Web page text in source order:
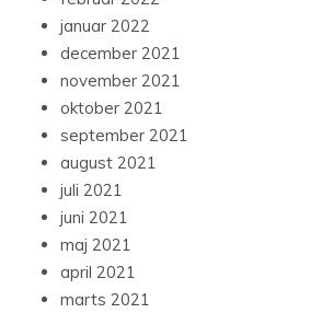
januar 2022
december 2021
november 2021
oktober 2021
september 2021
august 2021
juli 2021
juni 2021
maj 2021
april 2021
marts 2021